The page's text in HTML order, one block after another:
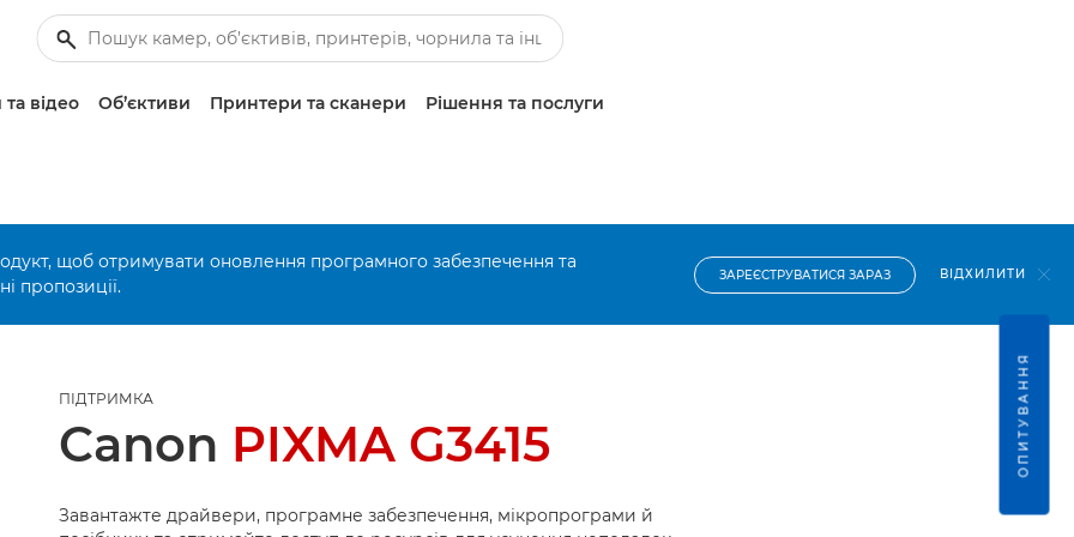
відео Об’єктиви Принтери та сканери Рішення та послуги
щоб отримувати оновлення програмного забезпечення та
пропозиції.
ЗАРЕЄСТРУВАТИСЯ ЗАРАЗ ВІДХИЛИТИ
ПІДТРИМКА
Canon PIXMA G3415
Завантажте драйвери, програмне забезпечення, мікропрограми й
ОПИТУВАННЯ